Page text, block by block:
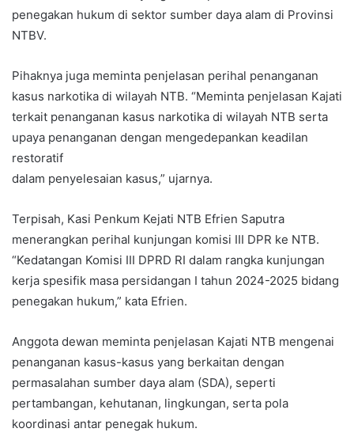
penegakan hukum di sektor sumber daya alam di Provinsi
NTBV.
Pihaknya juga meminta penjelasan perihal penanganan
kasus narkotika di wilayah NTB. “Meminta penjelasan Kajati
terkait penanganan kasus narkotika di wilayah NTB serta
upaya penanganan dengan mengedepankan keadilan
restoratif
dalam penyelesaian kasus,” ujarnya.
Terpisah, Kasi Penkum Kejati NTB Efrien Saputra
menerangkan perihal kunjungan komisi III DPR ke NTB.
“Kedatangan Komisi III DPRD RI dalam rangka kunjungan
kerja spesifik masa persidangan I tahun 2024-2025 bidang
penegakan hukum,” kata Efrien.
Anggota dewan meminta penjelasan Kajati NTB mengenai
penanganan kasus-kasus yang berkaitan dengan
permasalahan sumber daya alam (SDA), seperti
pertambangan, kehutanan, lingkungan, serta pola
koordinasi antar penegak hukum.